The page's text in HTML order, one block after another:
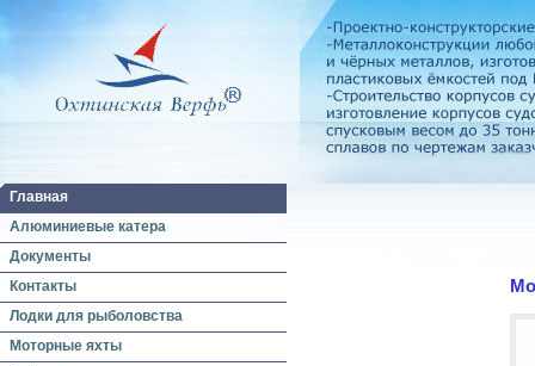
Главная
Алюминиевые катера
Документы
Контакты
Лодки для рыболовства
Моторные яхты